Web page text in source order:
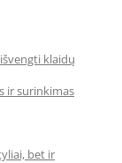
klaidų
ir surinkimas
bet ir